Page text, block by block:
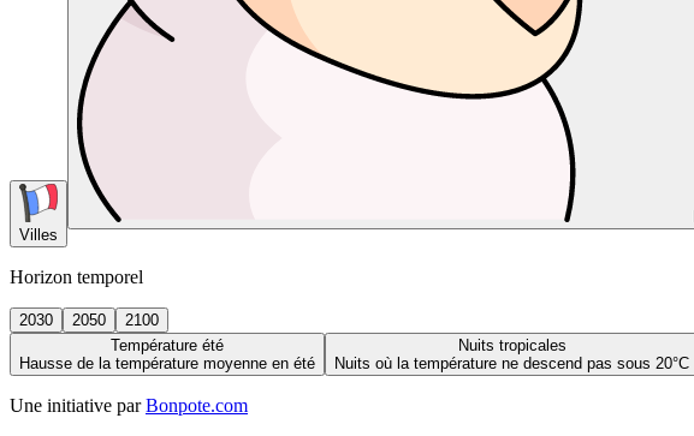
Villes
Horizon temporel
2030 2050
2100
Température été
Hausse de la température moyenne en été
Nuits tropicales
Nuits où la température ne descend pas sous 20°C
Une initiative par Bonpote.com